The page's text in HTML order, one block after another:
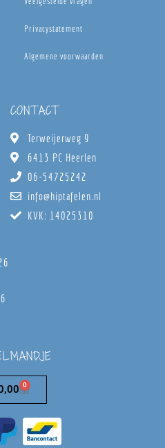
Privacystatement
Algemene voorwaarden
CONTACT
Terweijerweg 9
6413 PC Heerlen
06-54725242
info@hiptafelen.nl
KVK: 14025310
0